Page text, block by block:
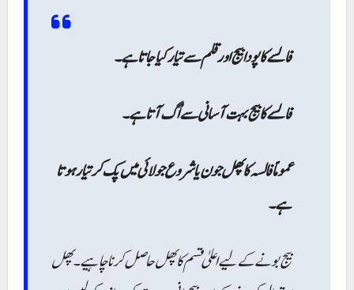
فالسے کاپودا بیج اور قلم سےتیار کیا جاتاہے۔
فالسے کا بیج بہت آسانی سے اُگ آتا ہے۔
عموماً فالسہ کا پھل جون یا شروع جولائی میں پک کر تیار ہوتا
ہے۔
بیج بونے کے لیے اعلیٰ قسم کا پھل حاصل کرنا چاہیے۔ پھل